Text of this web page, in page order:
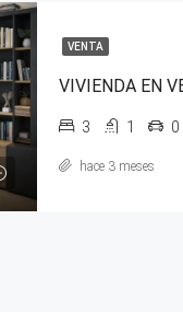
VENTA
VIVIENDA EN
3 1 0
hace 3 meses